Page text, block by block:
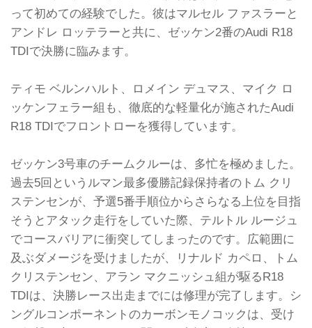
って初めての経験でした。彼はマルセル ファスラーと
アンドレ ロッテラーと共に、ゼッケン2番のAudi R18
TDIで決勝に臨みます。
ティモ ベルンハルト、ロメイン デュマス、マイク ロ
ッケンフェラー組も、徹底的な軽量化が施されたAudi
R18 TDIでフロントローを獲得しています。
ゼッケン3号車のチームクルーは、多忙を極めました。
過去5回というルマン最多優勝記録保持者のトム クリ
ステンセンが、予選5番手順位からさらなる上位を目指
そうとアタック走行をしていた際、テルトル ルージュ
でコースバリアに衝突してしまったのです。広範囲に
及ぶダメージを受けましたが、リナルド カペロ、トム
クリステンセン、アラン マクニッシュ組が駆るR18
TDIは、決勝レース出走までには修理が完了します。シ
ングルコンポーネントのカーボンモノコックは、受け